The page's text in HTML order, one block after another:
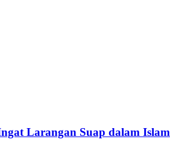
Larangan Suap dalam Islam